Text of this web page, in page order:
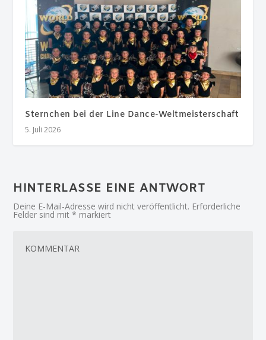
Sternchen bei der Line Dance-Weltmeisterschaft
5. Juli 2026
HINTERLASSE EINE ANTWORT
Deine E-Mail-Adresse wird nicht veröffentlicht. Erforderliche
Felder sind mit* markiert